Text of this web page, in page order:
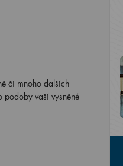
či mnoho dalších
podoby vaší vysněné